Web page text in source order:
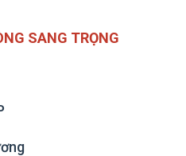
SANG TRỌNG